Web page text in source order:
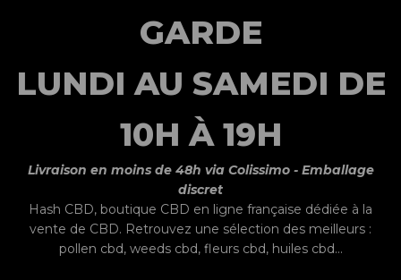
GARDE
LUNDI AU SAMEDI DE
10H À 19H
Livraison en moins de 48h via Colissimo - Emballage
discret
Hash CBD, boutique CBD en ligne française dédiée à la
vente de CBD. Retrouvez une sélection des meilleurs :
pollen cbd, weeds cbd, fleurs cbd, huiles cbd...